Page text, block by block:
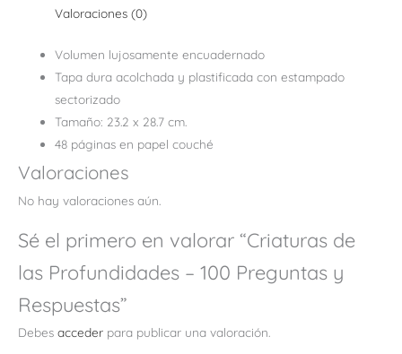
Valoraciones (0)
Volumen lujosamente encuadernado
Tapa dura acolchada y plastificada con estampado
sectorizado
Tamaño: 23.2 x 28.7 cm.
48 páginas en papel couché
Valoraciones
No hay valoraciones aún.
Sé el primero en valorar “Criaturas de
las Profundidades – 100 Preguntas y
Respuestas”
Debes acceder para publicar una valoración.